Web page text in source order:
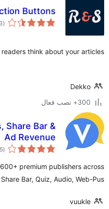
Buttons
(13
think about your articles.
Dekko
300+ نصب فعال
Share Bar &
Ad Revenue
(35
premium publishers across
Bar, Quiz, Audio, Web-Pus …
vuukle